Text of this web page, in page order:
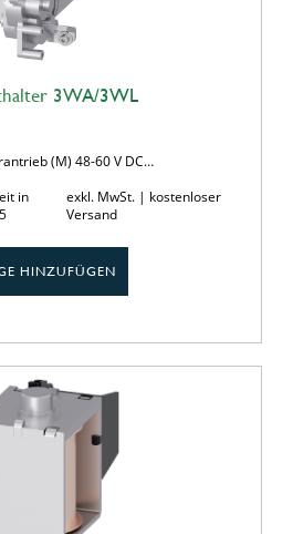
3WA/3WL
(M) 48-60 V DC…
in
exkl. MwSt. | kostenloser
Versand
HINZUFÜGEN